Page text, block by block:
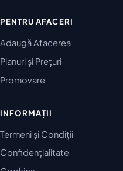
PENTRU AFACERI
Adaugă Afacerea
Planuri și Prețuri
Promovare
INFORMAȚII
Termeni și Condiții
Confidențialitate